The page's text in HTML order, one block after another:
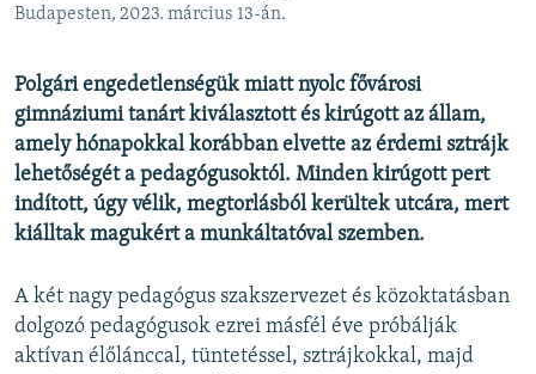
KÖVESSEN MINKET!
Valamennyi RFE/RL weboldal
Budapesten, 2023. március 13-án.
Polgári engedetlenségük miatt nyolc fővárosi
gimnáziumi tanárt kiválasztott és kirúgott az állam,
amely hónapokkal korábban elvette az érdemi sztrájk
lehetőségét a pedagógusoktól. Minden kirúgott pert
indított, úgy vélik, megtorlásból kerültek utcára, mert
kiálltak magukért a munkáltatóval szemben.
A két nagy pedagógus szakszervezet és közoktatásban
dolgozó pedagógusok ezrei másfél éve próbálják
aktívan élőlánccal, tüntetéssel, sztrájkokkal, majd